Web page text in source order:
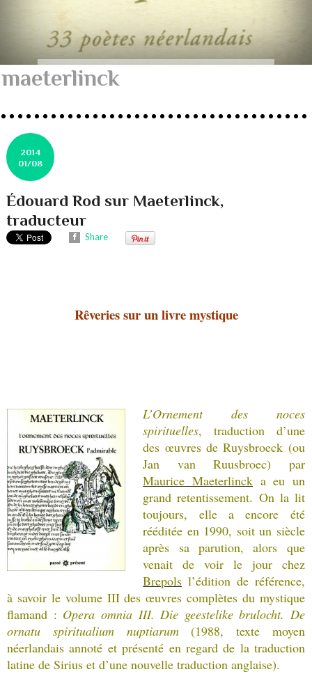
maeterlinck
2014
01/08
Édouard Rod sur Maeterlinck,
traducteur
Share
Rêveries sur un livre mystique
L’Ornement des noces
spirituelles, traduction d’une
des œuvres de Ruysbroeck (ou
Jan van Ruusbroec) par
Maurice Maeterlincka eu un
grand retentissement. On la lit
toujours, elle a encore été
rééditée en 1990, soit un siècle
après sa parution, alors que
venait de voir le jour chez
Brepols l’édition de référence,
à savoir le volume III des œuvres complètes du mystique
flamand : Opera omnia III. Die geestelike brulocht. De
ornatu spiritualium nuptiarum(1988, texte moyen
néerlandais annoté et présenté en regard de la traduction
latine de Sirius et d’une nouvelle traduction anglaise).